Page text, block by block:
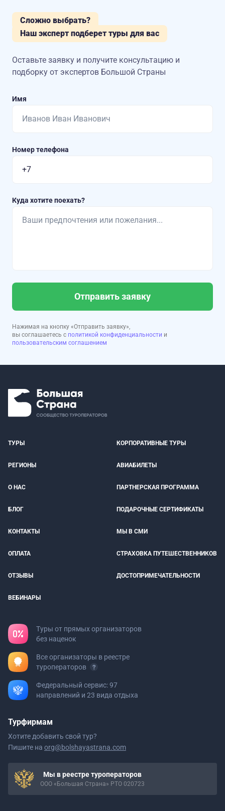
Сложно выбрать?
Наш эксперт подберет туры для вас
Оставьте заявку и получите консультацию и
подборку от экспертов Большой Страны
Имя
Номер телефона
Куда хотите поехать?
Отправить заявку
Нажимая на кнопку «Отправить заявку»,
вы соглашаетесь с политикой конфиденциальности и
пользовательским соглашением
ТУРЫ КОРПОРАТИВНЫЕ ТУРЫ
РЕГИОНЫ АВИАБИЛЕТЫ
О НАС ПАРТНЕРСКАЯ ПРОГРАММА
БЛОГ ПОДАРОЧНЫЕ СЕРТИФИКАТЫ
КОНТАКТЫ МЫ В СМИ
ОПЛАТА СТРАХОВКА ПУТЕШЕСТВЕННИКОВ
ОТЗЫВЫ ДОСТОПРИМЕЧАТЕЛЬНОСТИ
ВЕБИНАРЫ
Туры от прямых организаторов
без наценок
Все организаторы в реестре
туроператоров
Федеральный сервис: 97
направлений и 23 вида отдыха
Турфирмам
Хотите добавить свой тур?
Пишите на org@bolshayastrana.com
Мы в реестре туроператоров
ООО «Большая Страна» РТО 020723